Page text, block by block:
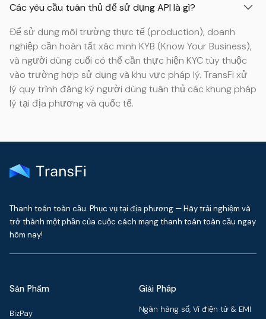
Các yêu cầu tuân thủ để sử dụng API là gì?
Để sử dụng môi trường thực tế (production), doanh
nghiệp cần hoàn tất xác minh KYB (Know Your Business),
và người dùng cuối có thể cần thực hiện KYC tùy thuộc
vào trường hợp sử dụng và khu vực pháp lý. TransFi xử
lý quy trình đăng ký người dùng tuân thủ các khung pháp
lý tại địa phương và quốc tế.
Thanh toán toàn cầu. Phục vụ tại địa phương — Hãy trải nghiệm và
trở thành một phần của cuộc cách mạng thanh toán toàn cầu ngay
hôm nay!
Sản Phẩm
BizPay
Giải Pháp
Ngân hàng số, Ví điện tử & EMI